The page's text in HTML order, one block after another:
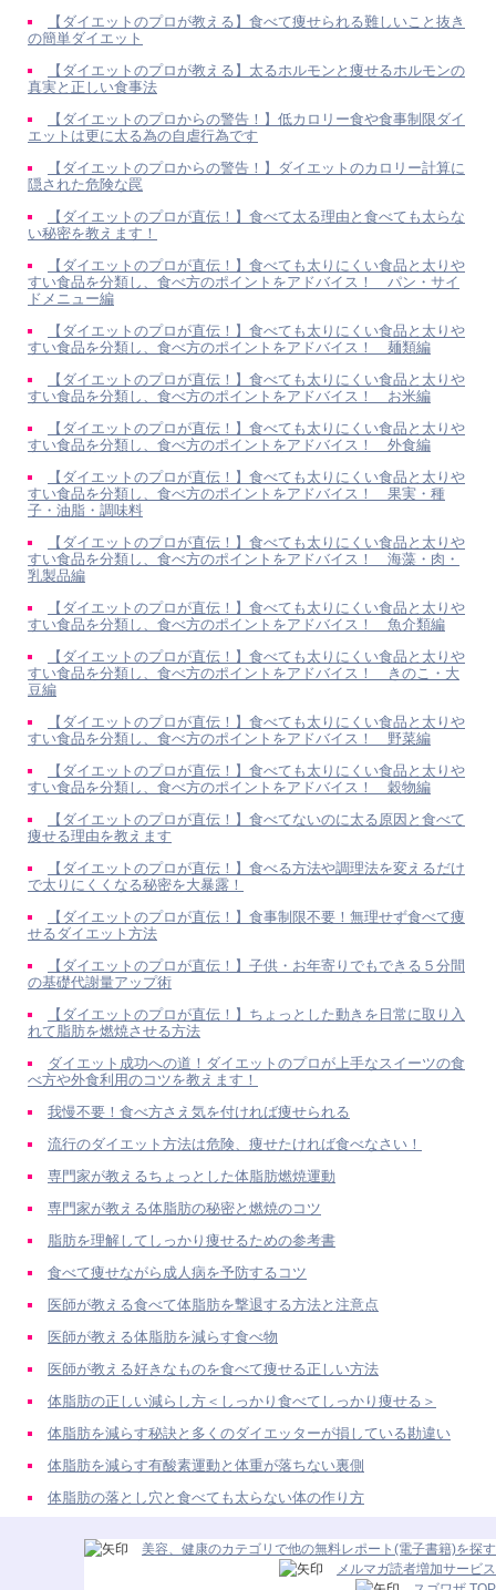
【ダイエットのプロが教える】食べて痩せられる難しいこと抜き
の簡単ダイエット
【ダイエットのプロが教える】太るホルモンと痩せるホルモンの
真実と正しい食事法
【ダイエットのプロからの警告！】低カロリー食や食事制限ダイ
エットは更に太る為の自虐行為です
【ダイエットのプロからの警告！】ダイエットのカロリー計算に
隠された危険な罠
【ダイエットのプロが直伝！】食べて太る理由と食べても太らな
い秘密を教えます！
【ダイエットのプロが直伝！】食べても太りにくい食品と太りや
すい食品を分類し、食べ方のポイントをアドバイス！ パン・サイ
ドメニュー編
【ダイエットのプロが直伝！】食べても太りにくい食品と太りや
すい食品を分類し、食べ方のポイントをアドバイス！ 麺類編
【ダイエットのプロが直伝！】食べても太りにくい食品と太りや
すい食品を分類し、食べ方のポイントをアドバイス！ お米編
【ダイエットのプロが直伝！】食べても太りにくい食品と太りや
すい食品を分類し、食べ方のポイントをアドバイス！ 外食編
【ダイエットのプロが直伝！】食べても太りにくい食品と太りや
すい食品を分類し、食べ方のポイントをアドバイス！ 果実・種
子・油脂・調味料
【ダイエットのプロが直伝！】食べても太りにくい食品と太りや
すい食品を分類し、食べ方のポイントをアドバイス！ 海藻・肉・
乳製品編
【ダイエットのプロが直伝！】食べても太りにくい食品と太りや
すい食品を分類し、食べ方のポイントをアドバイス！ 魚介類編
【ダイエットのプロが直伝！】食べても太りにくい食品と太りや
すい食品を分類し、食べ方のポイントをアドバイス！ きのこ・大
豆編
【ダイエットのプロが直伝！】食べても太りにくい食品と太りや
すい食品を分類し、食べ方のポイントをアドバイス！ 野菜編
【ダイエットのプロが直伝！】食べても太りにくい食品と太りや
すい食品を分類し、食べ方のポイントをアドバイス！ 穀物編
【ダイエットのプロが直伝！】食べてないのに太る原因と食べて
痩せる理由を教えます
【ダイエットのプロが直伝！】食べる方法や調理法を変えるだけ
で太りにくくなる秘密を大暴露！
【ダイエットのプロが直伝！】食事制限不要！無理せず食べて痩
せるダイエット方法
【ダイエットのプロが直伝！】子供・お年寄りでもできる５分間
の基礎代謝量アップ術
【ダイエットのプロが直伝！】ちょっとした動きを日常に取り入
れて脂肪を燃焼させる方法
ダイエット成功への道！ダイエットのプロが上手なスイーツの食
べ方や外食利用のコツを教えます！
我慢不要！食べ方さえ気を付ければ痩せられる
流行のダイエット方法は危険、痩せたければ食べなさい！
専門家が教えるちょっとした体脂肪燃焼運動
専門家が教える体脂肪の秘密と燃焼のコツ
脂肪を理解してしっかり痩せるための参考書
食べて痩せながら成人病を予防するコツ
医師が教える食べて体脂肪を撃退する方法と注意点
医師が教える体脂肪を減らす食べ物
医師が教える好きなものを食べて痩せる正しい方法
体脂肪の正しい減らし方＜しっかり食べてしっかり痩せる＞
体脂肪を減らす秘訣と多くのダイエッターが損している勘違い
体脂肪を減らす有酸素運動と体重が落ちない裏側
体脂肪の落とし穴と食べても太らない体の作り方
美容、健康のカテゴリで他の無料レポート(電子書籍)を探す
メルマガ読者増加サービス